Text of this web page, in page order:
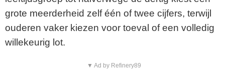
grote meerderheid zelf één of twee cijfers, terwijl
ouderen vaker kiezen voor toeval of een volledig
willekeurig lot.
▼ Ad by Refinery89